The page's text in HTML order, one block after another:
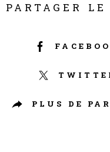
PARTAGER
PLUS DE